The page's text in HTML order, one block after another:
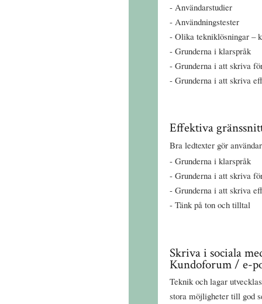
Användarstudier
Användningstester
Olika tekniklösningar –
Grunderna i klarspråk
Grunderna i att skriva
Grunderna i att skriva
Effektiva
Bra ledtexter gör
Grunderna i klarspråk
Grunderna i att skriva
Grunderna i att skriva
Tänk på ton och tilltal
Skriva i sociala
Kundoforum / e-
Teknik och lagar
stora möjligheter till god